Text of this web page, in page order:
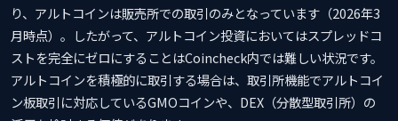
り、アルトコインは販売所での取引のみとなっています（2026年3
月時点）。したがって、アルトコイン投資においてはスプレッドコ
ストを完全にゼロにすることはCoincheck内では難しい状況です。
アルトコインを積極的に取引する場合は、取引所機能でアルトコイ
ン板取引に対応しているGMOコインや、DEX（分散型取引所）の